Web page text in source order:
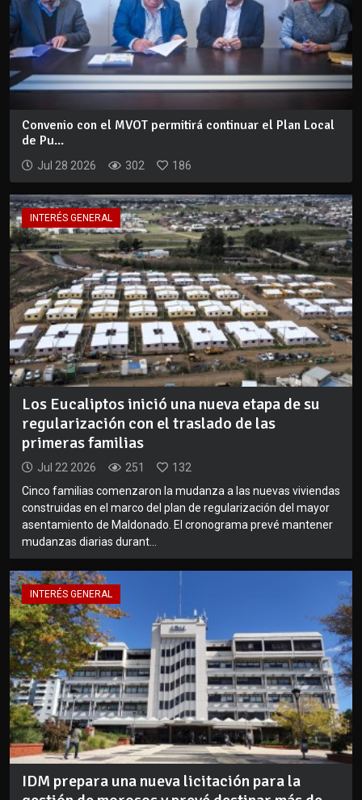
Convenio con el MVOT permitirá continuar el Plan Local
de Pu...
Jul 28 2026 302 186
INTERÉS GENERAL
Los Eucaliptos inició una nueva etapa de su
regularización con el traslado de las
primeras familias
Jul 22 2026 251
132
Cinco familias comenzaron la mudanza a las nuevas viviendas
construidas en el marco del plan de regularización del mayor
asentamiento de Maldonado. El cronograma prevé mantener
mudanzas diarias durant...
INTERÉS GENERAL
IDM prepara una nueva licitación para la